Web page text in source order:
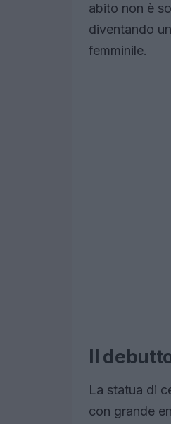
abito non è
diventando
femminile.
Il
La statua di
con grande